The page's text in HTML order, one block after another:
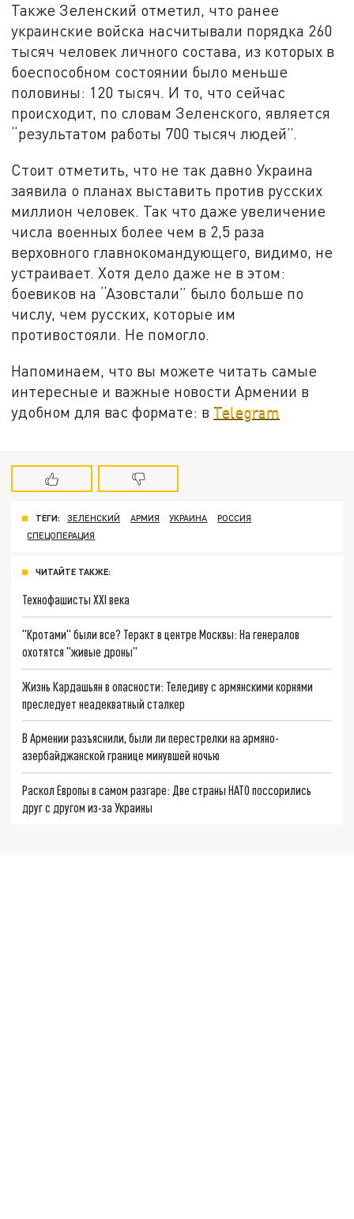
Также Зеленский отметил, что ранее
украинские войска насчитывали порядка 260
тысяч человек личного состава, из которых в
боеспособном состоянии было меньше
половины: 120 тысяч. И то, что сейчас
происходит, по словам Зеленского, является
“результатом работы 700 тысяч людей”.
Стоит отметить, что не так давно Украина
заявила о планах выставить против русских
миллион человек. Так что даже увеличение
числа военных более чем в 2,5 раза
верховного главнокомандующего, видимо, не
устраивает. Хотя дело даже не в этом:
боевиков на “Азовстали” было больше по
числу, чем русских, которые им
противостояли. Не помогло.
Напоминаем, что вы можете читать самые
интересные и важные новости Армении в
удобном для вас формате: в Telegram
ТЕГИ: ЗЕЛЕНСКИЙ АРМИЯ УКРАИНА
РОССИЯ
СПЕЦОПЕРАЦИЯ
ЧИТАЙТЕ ТАКЖЕ:
Технофашисты XXI века
"Кротами" были все? Теракт в центре Москвы: На генералов
охотятся "живые дроны"
Жизнь Кардашьян в опасности: Теледиву с армянскими корнями
преследует неадекватный сталкер
В Армении разъяснили, были ли перестрелки на армяно-
азербайджанской границе минувшей ночью
Раскол Европы в самом разгаре: Две страны НАТО поссорились
друг с другом из-за Украины